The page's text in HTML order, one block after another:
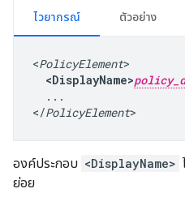
ไวยากรณ์ ตัวอย่าง
<PolicyElement>
<DisplayName>
  ...
</PolicyElement>
องค์ประกอบ <DisplayName>
ย่อย